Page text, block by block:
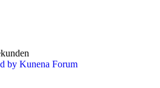
by Kunena Forum